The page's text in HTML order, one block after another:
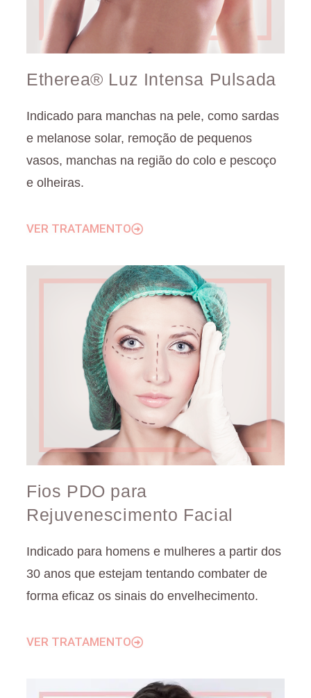
Etherea® Luz Intensa Pulsada
Indicado para manchas na pele, como sardas
e melanose solar, remoção de pequenos
vasos, manchas na região do colo e pescoço
e olheiras.
VER TRATAMENTO
Fios PDO para
Rejuvenescimento Facial
Indicado para homens e mulheres a partir dos
30 anos que estejam tentando combater de
forma eficaz os sinais do envelhecimento.
VER TRATAMENTO